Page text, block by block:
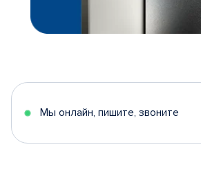
Мы онлайн, пишите, звоните